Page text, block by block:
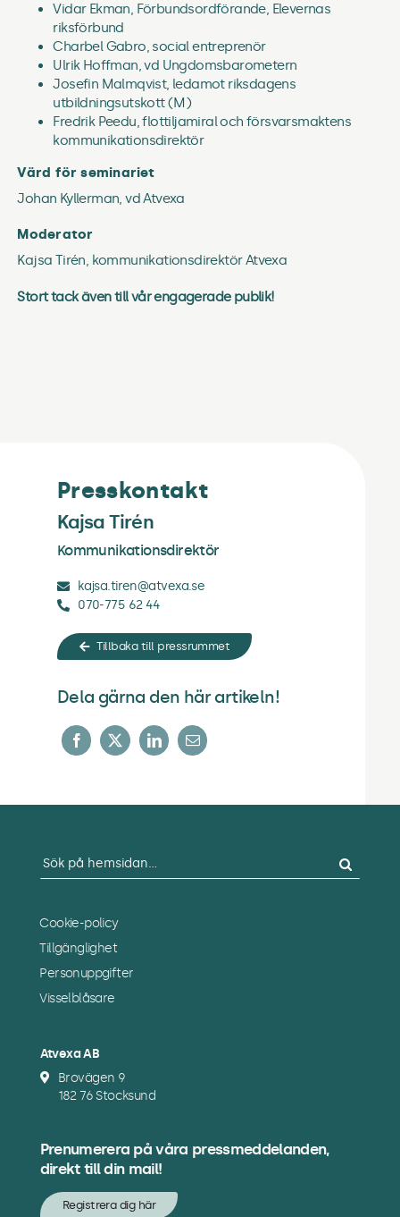
Vidar Ekman, Förbundsordförande, Elevernas
riksförbund
Charbel Gabro, social entreprenör
Ulrik Hoffman, vd Ungdomsbarometern
Josefin Malmqvist, ledamot riksdagens
utbildningsutskott (M)
Fredrik Peedu, flottiljamiral och försvarsmaktens
kommunikationsdirektör
Värd för seminariet
Johan Kyllerman, vd Atvexa
Moderator
Kajsa Tirén, kommunikationsdirektör Atvexa
Stort tack även till vår engagerade publik!
Presskontakt
Kajsa Tirén
Kommunikationsdirektör
kajsa.tiren@atvexa.se
070-775 62 44
Tillbaka till pressrummet
Dela gärna den här artikeln!
Atvexa AB
Brovägen 9
182 76 Stocksund
Sök
efter:
Cookie-policy
Tillgänglighet
Personuppgifter
Visselblåsare
Prenumerera på våra pressmeddelanden,
direkt till din mail!
Registrera dig här